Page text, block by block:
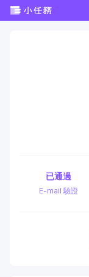
E-mail 驗證
已通過